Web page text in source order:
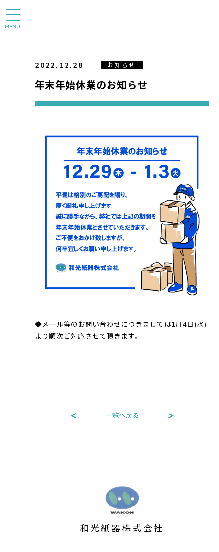
MENU
2022.12.28 お知らせ
年末年始休業のお知らせ
◆メール等のお問い合わせにつきましては1月4日(水)
より順次ご対応させて頂きます。
一覧へ戻る
和光紙器株式会社